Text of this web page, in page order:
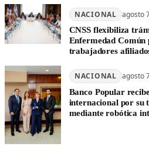
NACIONAL agosto
CNSS flexibiliza
Enfermedad Común
trabajadores
NACIONAL agosto
Banco Popular
internacional por su
mediante robótica